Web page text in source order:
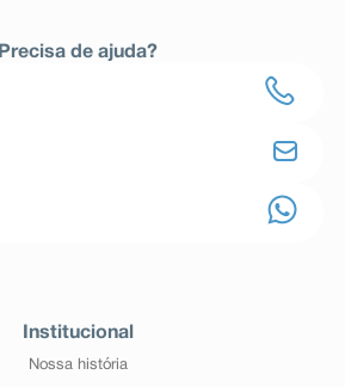
Precisa de ajuda?
Institucional
Nossa história